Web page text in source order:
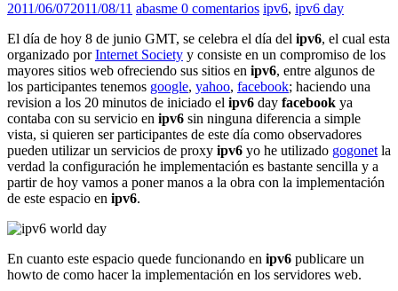
2011/06/072011/08/11 abasme 0 comentarios ipv6, ipv6 day
El día de hoy 8 de junio GMT, se celebra el día del ipv6, el cual esta
organizado porInternet Society y consiste en un compromiso de los
mayores sitios web ofreciendo sus sitios en ipv6, entre algunos de
los participantes tenemos google, yahoo, facebook; haciendo una
revision a los 20 minutos de iniciado el ipv6 day facebook ya
contaba con su servicio en ipv6 sin ninguna diferencia a simple
vista, si quieren ser participantes de este día como observadores
pueden utilizar un servicios de proxy ipv6 yo he utilizado gogonet la
verdad la configuración he implementación es bastante sencilla y a
partir de hoy vamos a poner manos a la obra con la implementación
de este espacio en ipv6.
En cuanto este espacio quede funcionando en ipv6 publicare un
howto de como hacer la implementación en los servidores web.